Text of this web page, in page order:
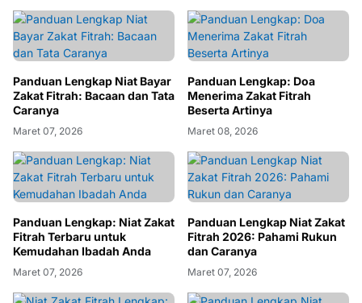
Panduan Lengkap Niat Bayar
Zakat Fitrah: Bacaan dan Tata
Caranya
Maret 07, 2026
Panduan Lengkap: Doa
Menerima Zakat Fitrah
Beserta Artinya
Maret 08, 2026
Panduan Lengkap: Niat Zakat
Fitrah Terbaru untuk
Kemudahan Ibadah Anda
Maret 07, 2026
Panduan Lengkap Niat Zakat
Fitrah 2026: Pahami Rukun
dan Caranya
Maret 07, 2026